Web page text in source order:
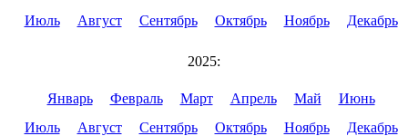
Июль
Август Сентябрь Октябрь Ноябрь Декабрь
2025:
Январь Февраль Март Апрель Май
Июнь
Июль
Август Сентябрь Октябрь Ноябрь Декабрь